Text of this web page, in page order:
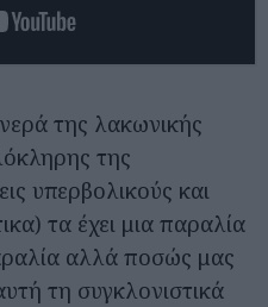
της λακωνικής
της
υπερβολικούς και
τα έχει μια παραλία
αλλά ποσώς μας
τη συγκλονιστικά